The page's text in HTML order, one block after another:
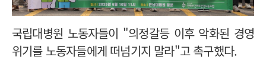
국립대병원 노동자들이 "의정갈등 이후 악화된 경영
위기를 노동자들에게 떠넘기지 말라"고 촉구했다.